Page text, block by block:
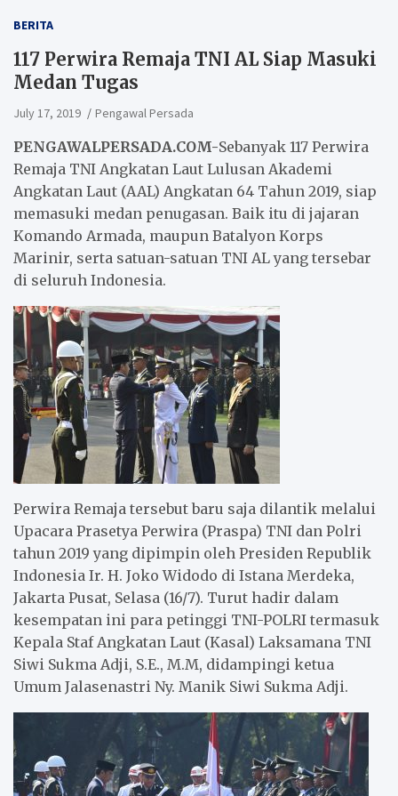
BERITA
117 Perwira Remaja TNI AL Siap Masuki
Medan Tugas
July 17, 2019 Pengawal Persada
PENGAWALPERSADA.COM-Sebanyak 117 Perwira
Remaja TNI Angkatan Laut Lulusan Akademi
Angkatan Laut (AAL) Angkatan 64 Tahun 2019, siap
memasuki medan penugasan. Baik itu di jajaran
Komando Armada, maupun Batalyon Korps
Marinir, serta satuan-satuan TNI AL yang tersebar
di seluruh Indonesia.
Perwira Remaja tersebut baru saja dilantik melalui
Upacara Prasetya Perwira (Praspa) TNI dan Polri
tahun 2019 yang dipimpin oleh Presiden Republik
Indonesia Ir. H. Joko Widodo di Istana Merdeka,
Jakarta Pusat, Selasa (16/7). Turut hadir dalam
kesempatan ini para petinggi TNI-POLRI termasuk
Kepala Staf Angkatan Laut (Kasal) Laksamana TNI
Siwi Sukma Adji, S.E., M.M, didampingi ketua
Umum Jalasenastri Ny. Manik Siwi Sukma Adji.